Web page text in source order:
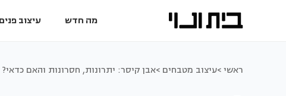
מה חדש עיצוב פנים
ראשי >עיצוב מטבחים >אבן קיסר: יתרונות, חסרונות והאם כדאי?